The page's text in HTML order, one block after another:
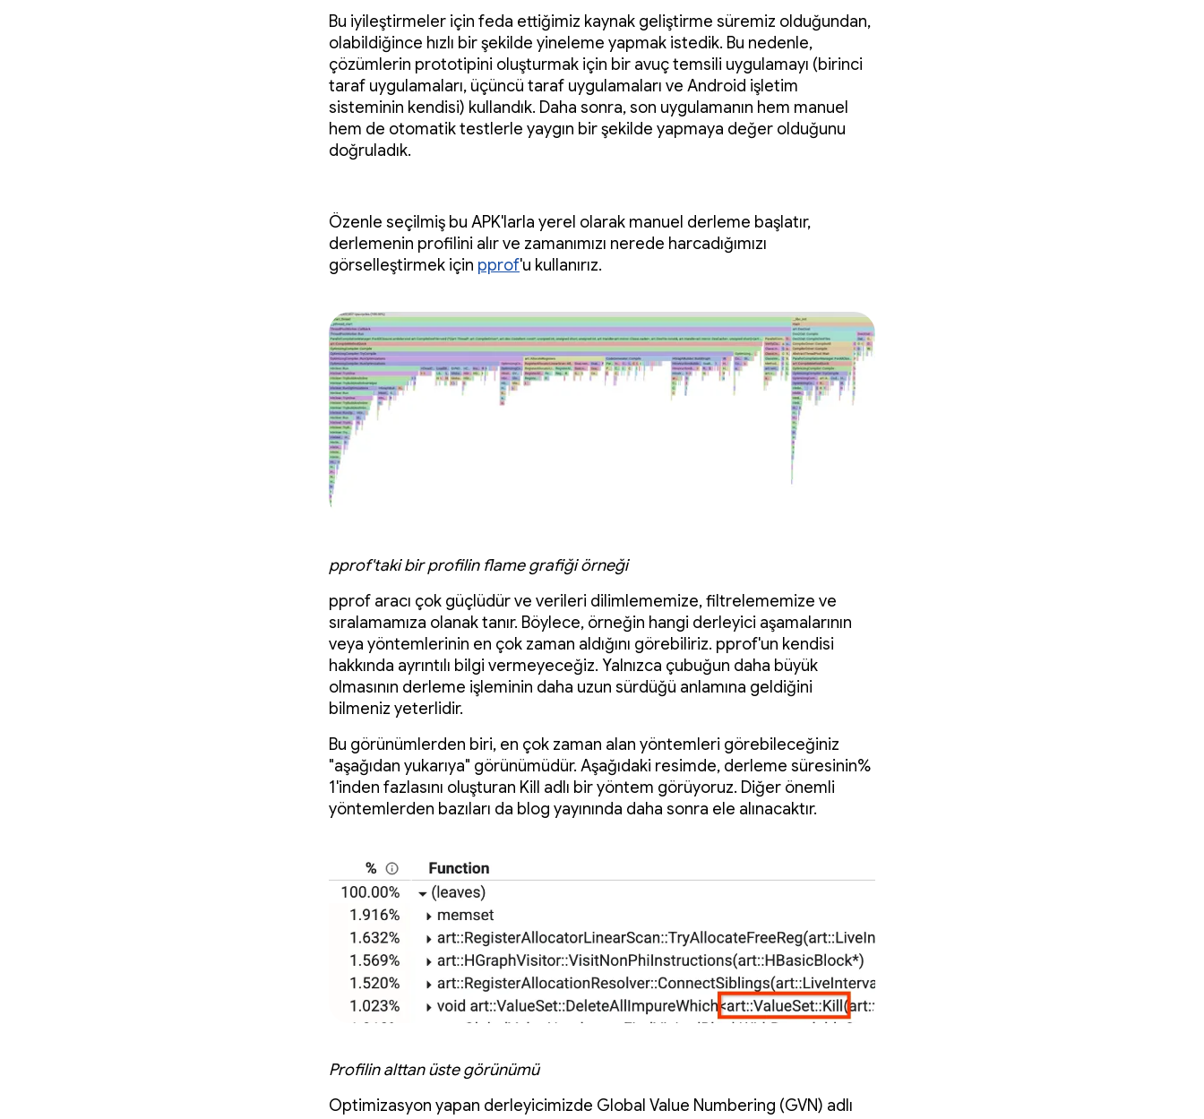
Bu iyileştirmeler için feda ettiğimiz kaynak geliştirme süremiz olduğundan,
olabildiğince hızlı bir şekilde yineleme yapmak istedik. Bu nedenle,
çözümlerin prototipini oluşturmak için bir avuç temsili uygulamayı (birinci
taraf uygulamaları, üçüncü taraf uygulamaları ve Android işletim
sisteminin kendisi) kullandık. Daha sonra, son uygulamanın hem manuel
hem de otomatik testlerle yaygın bir şekilde yapmaya değer olduğunu
doğruladık.
Özenle seçilmiş bu APK'larla yerel olarak manuel derleme başlatır,
derlemenin profilini alır ve zamanımızı nerede harcadığımızı
görselleştirmek için pprof'u kullanırız.
pprof'taki bir profilin flame grafiği örneği
pprof aracı çok güçlüdür ve verileri dilimlememize, filtrelememize ve
sıralamamıza olanak tanır. Böylece, örneğin hangi derleyici aşamalarının
veya yöntemlerinin en çok zaman aldığını görebiliriz. pprof'un kendisi
hakkında ayrıntılı bilgi vermeyeceğiz. Yalnızca çubuğun daha büyük
olmasının derleme işleminin daha uzun sürdüğü anlamına geldiğini
bilmeniz yeterlidir.
Bu görünümlerden biri, en çok zaman alan yöntemleri görebileceğiniz
"aşağıdan yukarıya" görünümüdür. Aşağıdaki resimde, derleme süresinin%
1'inden fazlasını oluşturan Kill adlı bir yöntem görüyoruz. Diğer önemli
yöntemlerden bazıları da blog yayınında daha sonra ele alınacaktır.
Profilin alttan üste görünümü
Optimizasyon yapan derleyicimizde Global Value Numbering (GVN) adlı